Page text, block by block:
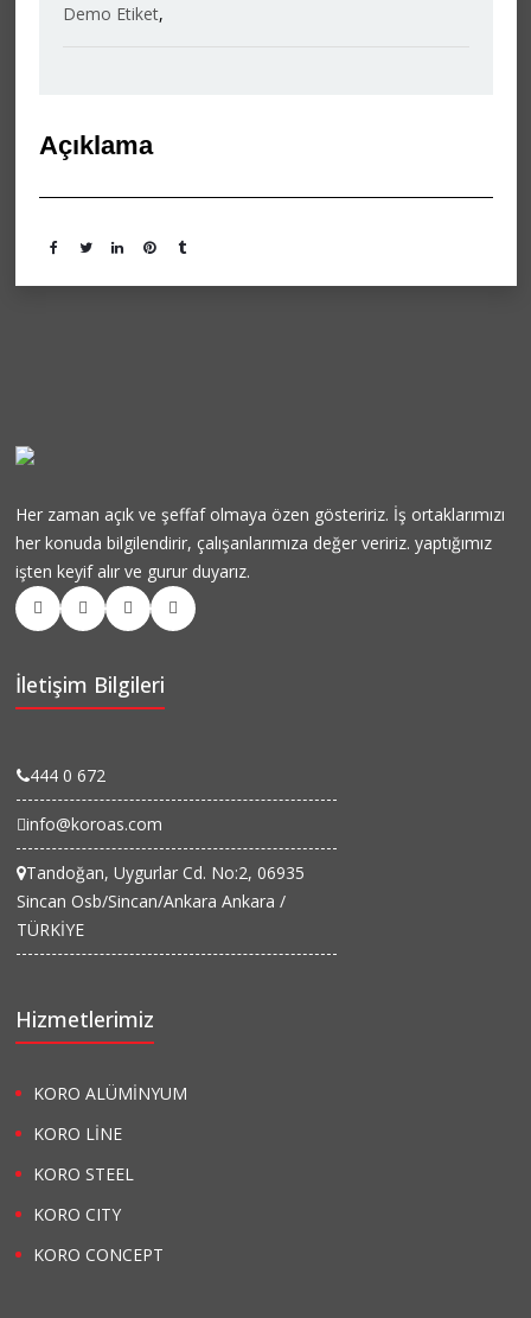
Demo Etiket,
Açıklama
Her zaman açık ve şeffaf olmaya özen gösteririz. İş ortaklarımızı
her konuda bilgilendirir, çalışanlarımıza değer veririz. yaptığımız
işten keyif alır ve gurur duyarız.
İletişim Bilgileri
444 0 672
info@koroas.com
Tandoğan, Uygurlar Cd. No:2, 06935
Sincan Osb/Sincan/Ankara Ankara /
TÜRKİYE
Hizmetlerimiz
KORO ALÜMİNYUM
KORO LİNE
KORO STEEL
KORO CITY
KORO CONCEPT